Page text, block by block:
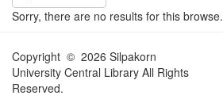
Sorry, there are no results for this browse.
Copyright © 2026 Silpakorn
University Central Library All Rights
Reserved.